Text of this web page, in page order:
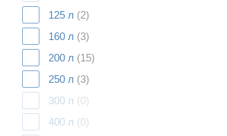
125 л (2)
160 л (3)
200 л (15)
250 л (3)
300 л (0)
400 л (0)